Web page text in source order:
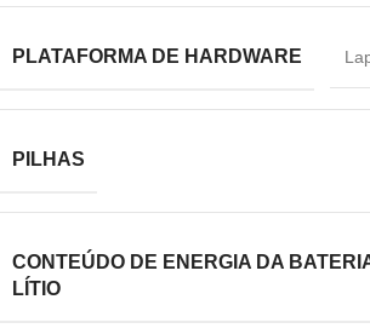
PLATAFORMA DE HARDWARE
PILHAS
CONTEÚDO DE ENERGIA DA
LÍTIO